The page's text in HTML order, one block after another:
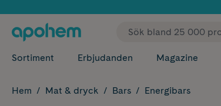
Sortiment Erbjudanden Magazine
Hem Mat & dryck Bars Energibars